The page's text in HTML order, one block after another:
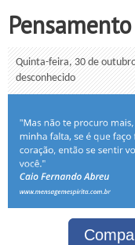
Pensamento
Quinta-feira, 30 de
desconhecido